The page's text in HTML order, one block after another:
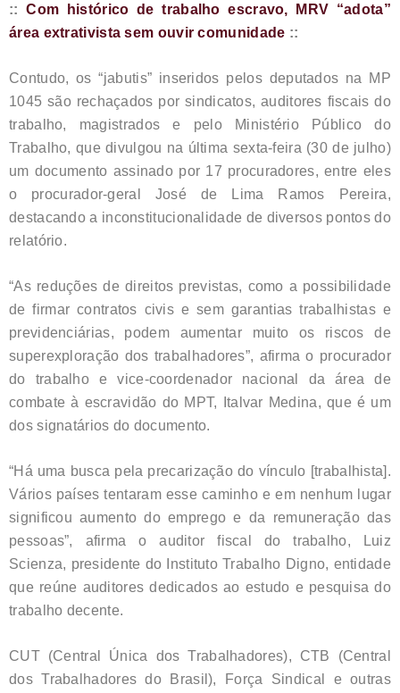
::Com histórico de trabalho escravo, MRV “adota”
área extrativista sem ouvir comunidade ::
Contudo, os “jabutis” inseridos pelos deputados na MP
1045 são rechaçados por sindicatos, auditores fiscais do
trabalho, magistrados e pelo Ministério Público do
Trabalho, que divulgou na última sexta-feira (30 de julho)
um documento assinado por 17 procuradores, entre eles
o procurador-geral José de Lima Ramos Pereira,
destacando a inconstitucionalidade de diversos pontos do
relatório.
“As reduções de direitos previstas, como a possibilidade
de firmar contratos civis e sem garantias trabalhistas e
previdenciárias, podem aumentar muito os riscos de
superexploração dos trabalhadores”, afirma o procurador
do trabalho e vice-coordenador nacional da área de
combate à escravidão do MPT, Italvar Medina, que é um
dos signatários do documento.
“Há uma busca pela precarização do vínculo [trabalhista].
Vários países tentaram esse caminho e em nenhum lugar
significou aumento do emprego e da remuneração das
pessoas”, afirma o auditor fiscal do trabalho, Luiz
Scienza, presidente do Instituto Trabalho Digno, entidade
que reúne auditores dedicados ao estudo e pesquisa do
trabalho decente.
CUT (Central Única dos Trabalhadores), CTB (Central
dos Trabalhadores do Brasil), Força Sindical e outras